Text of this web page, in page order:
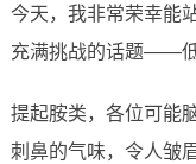
今天，我非常荣幸能
充满挑战的话题——低
提起胺类，各位可能
刺鼻的气味，令人皱